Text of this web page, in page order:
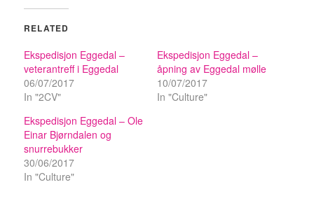
RELATED
Ekspedisjon Eggedal –
veterantreff i Eggedal
06/07/2017
In "2CV"
Ekspedisjon Eggedal –
åpning av Eggedal mølle
10/07/2017
In "Culture"
Ekspedisjon Eggedal – Ole
Einar Bjørndalen og
snurrebukker
30/06/2017
In "Culture"